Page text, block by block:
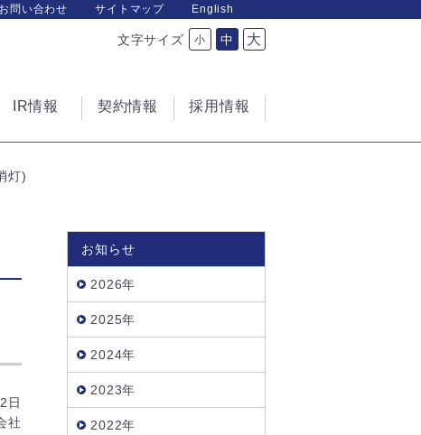
お問い合わせ サイトマップ English
文字サイズ 小 中 大
IR情報 契約情報 採用情報
灯)
日
社
お知らせ
2026年
2025年
2024年
2023年
2022年